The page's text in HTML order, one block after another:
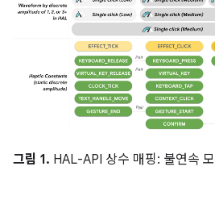
그림 1. HAL-API 상수 매핑: 불연속